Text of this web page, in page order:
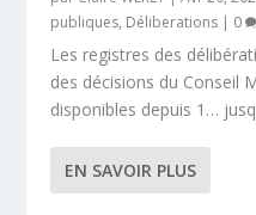
publiques, Déliberations | 0
Les registres des
des décisions du Conseil
disponibles depuis 1…
EN SAVOIR PLUS